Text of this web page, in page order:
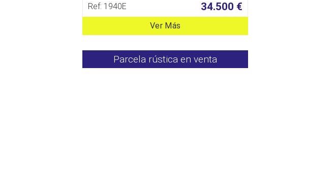
Ref: 1940E
34.500 €
Ver Más
Parcela rústica en venta